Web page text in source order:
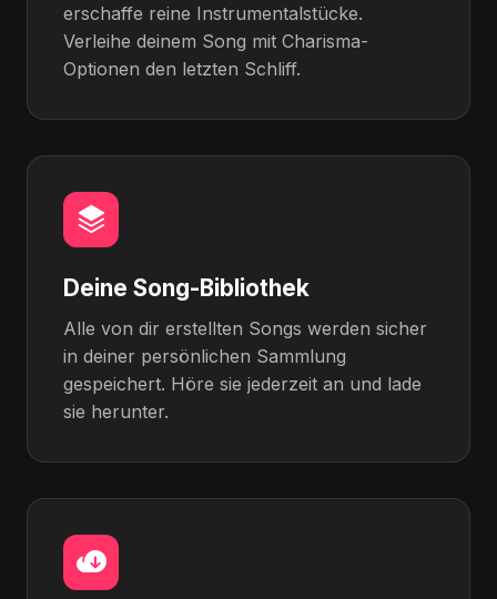
erschaffe reine Instrumentalstücke.
Verleihe deinem Song mit Charisma-
Optionen den letzten Schliff.
Deine Song-Bibliothek
Alle von dir erstellten Songs werden sicher
in deiner persönlichen Sammlung
gespeichert. Höre sie jederzeit an und lade
sie herunter.